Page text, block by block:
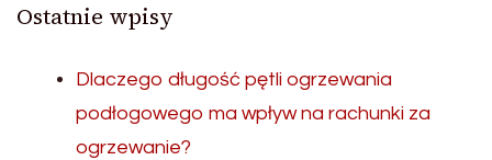
Ostatnie wpisy
Dlaczego długość pętli ogrzewania
podłogowego ma wpływ na rachunki za
ogrzewanie?